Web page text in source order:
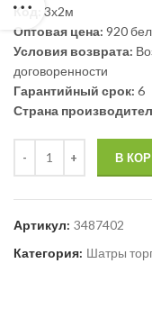
Код:
3х2м
Оптовая цена: 920
Условия возврата:
договоренности
Гарантийный срок: 6
Страна
В
Артикул: 3487402
Категория: Шатры